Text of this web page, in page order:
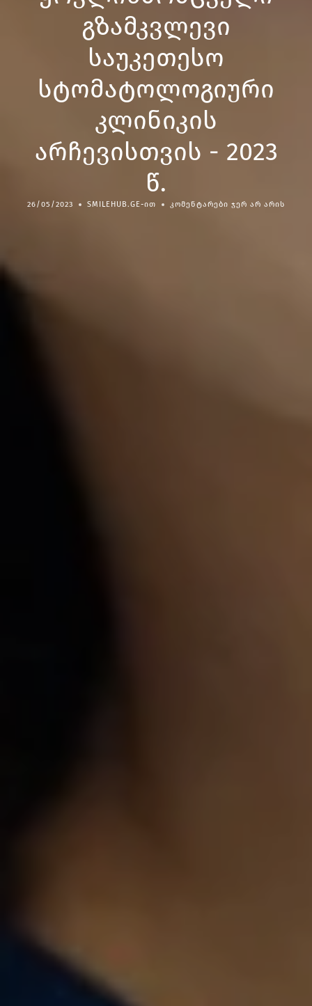
გზამკვლევი
საუკეთესო
სტომატოლოგიური
კლინიკის
არჩევისთვის - 2023
წ.
26/05/2023 SMILEHUB.GE-ᲘᲗ ᲙᲝᲛᲔᲜᲢᲐᲠᲔᲑᲘ ᲯᲔᲠ ᲐᲠ ᲐᲠᲘᲡ